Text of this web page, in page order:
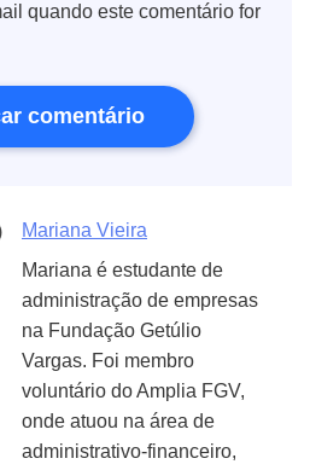
quando este comentário for
Mariana Vieira
Mariana é estudante de
administração de empresas
na Fundação Getúlio
Vargas. Foi membro
voluntário do Amplia FGV,
onde atuou na área de
administrativo-financeiro,